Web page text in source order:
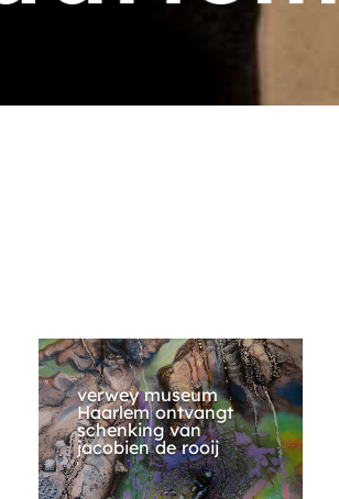
verwey museum
Haarlem ontvangt
schenking van
jacobien de rooij